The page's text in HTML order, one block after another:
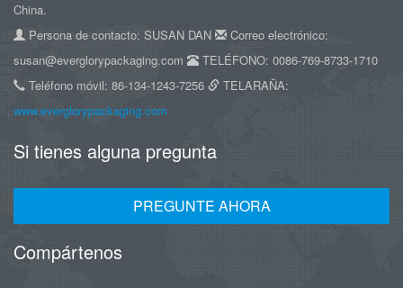
China.
Persona de contacto: SUSAN DAN
Correo electrónico:
susan@everglorypackaging.com
TELÉFONO: 0086-769-8733-1710
Teléfono móvil: 86-134-1243-7256
TELARAÑA:
www.everglorypackaging.com
Si tienes alguna pregunta
PREGUNTE AHORA
Compártenos